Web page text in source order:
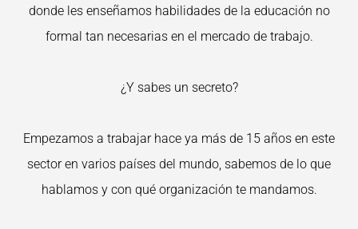
donde les enseñamos habilidades de la educación no
formal tan necesarias en el mercado de trabajo.
¿Y sabes un secreto?
Empezamos a trabajar hace ya más de 15 años en este
sector en varios países del mundo, sabemos de lo que
hablamos y con qué organización te mandamos.